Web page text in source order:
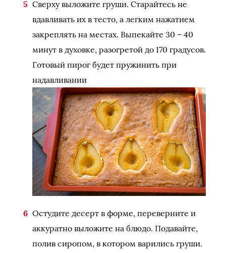
Сверху выложите груши. Старайтесь не
вдавливать их в тесто, а легким нажатием
закреплять на местах. Выпекайте 30 – 40
минут в духовке, разогретой до 170 градусов.
Готовый пирог будет пружинить при
надавливании
Остудите десерт в форме, переверните и
аккуратно выложите на блюдо. Подавайте,
полив сиропом, в котором варились груши.